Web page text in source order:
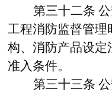
第三十二条
工程消防监督管
构、消防产品设定
准入条件。
第三十三条